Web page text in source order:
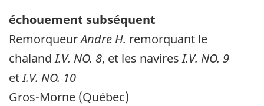
échouement subséquent
RemorqueurAndre H. remorquant le
chalandI.V. NO. 8, et les naviresI.V. NO. 9
etI.V. NO. 10
Gros-Morne (Québec)